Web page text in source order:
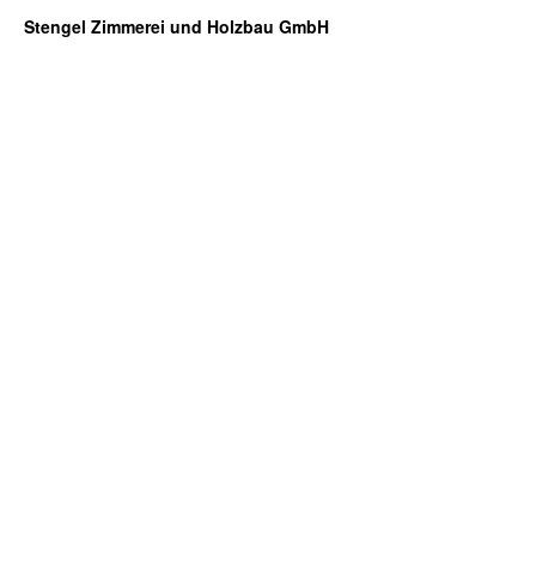
Stengel Zimmerei und Holzbau GmbH